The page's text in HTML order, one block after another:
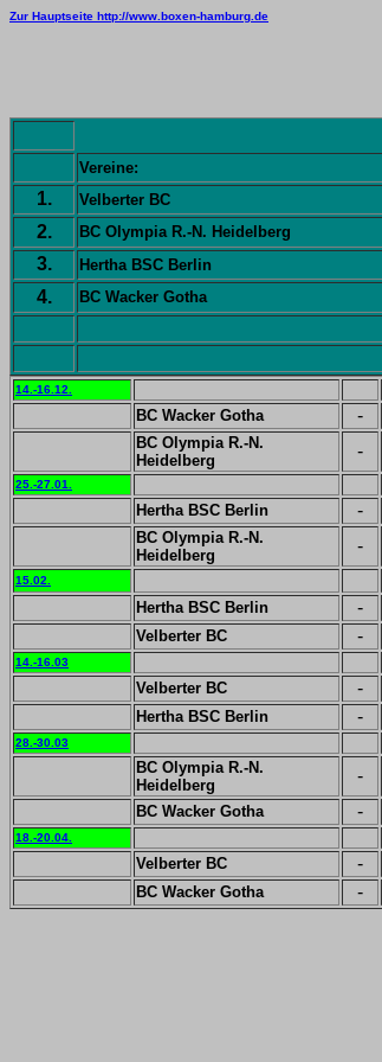
Zur Hauptseite http://www.boxen-hamburg.de
Vereine:
1. Velberter BC
2.
BC Olympia R.-N. Heidelberg
3.
Hertha BSC Berlin
4.
BC Wacker Gotha
14.-16.12.
BC Wacker Gotha -
BC Olympia R.-N.
Heidelberg
-
25.-27.01.
Hertha BSC Berlin -
BC Olympia R.-N.
Heidelberg
-
15.02.
Hertha BSC Berlin -
Velberter BC -
14.-16.03
Velberter BC -
Hertha BSC Berlin -
28.-30.03
BC Olympia R.-N.
Heidelberg
-
BC Wacker Gotha -
18.-20.04.
Velberter BC -
BC Wacker Gotha -